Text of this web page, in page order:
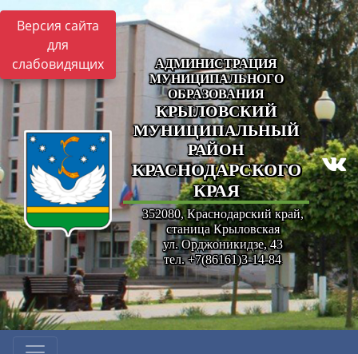
Версия сайта
для
слабовидящих
АДМИНИСТРАЦИЯ
МУНИЦИПАЛЬНОГО
ОБРАЗОВАНИЯ
КРЫЛОВСКИЙ
МУНИЦИПАЛЬНЫЙ
РАЙОН
КРАСНОДАРСКОГО
КРАЯ
352080, Краснодарский край,
станица Крыловская
ул. Орджоникидзе, 43
тел. +7(86161)3-14-84